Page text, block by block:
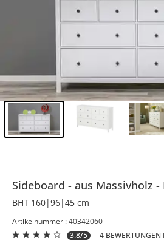
Sideboard aus Massivholz
BHT 160|96|45 cm
Artikelnummer : 40342060
3.8/5
4 BEWERTUNGEN